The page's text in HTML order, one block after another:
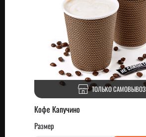
ТОЛЬКО САМОВЫВОЗ
Кофе Капучино
Размер